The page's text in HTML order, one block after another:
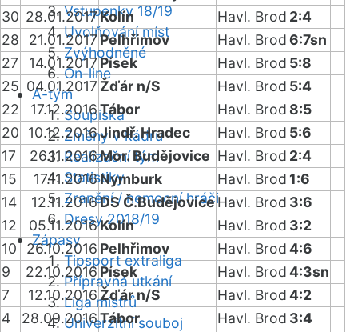
Vstupenky 18/19
Uvolňování míst
Zvýhodněné
On-line
A-tým
Soupiska
Změny v kádru
Realizační tým
Statistiky
Zranění / nemocní hráči
Dresy 2018/19
Zápasy
Tipsport extraliga
Přípravná utkání
Liga mistrů
Univerzitní souboj
30 28.01.2017Kolín Havl. Brod 2:4
28
21.01.2017Pelhřimov Havl. Brod6:7sn
27
14.01.2017Písek Havl. Brod 5:8
25 04.01.2017 Žďár n/S Havl. Brod 5:4
22
17.12.2016Tábor Havl. Brod 8:5
20
10.12.2016Jindř. Hradec Havl. Brod 5:6
17
26.11.2016Mor. Budějovice Havl. Brod 2:4
15
17.11.2016Nymburk Havl. Brod 1:6
14
12.11.2016DS Č.BudějoviceHavl. Brod 3:6
12
05.11.2016Kolín Havl. Brod 3:2
10
26.10.2016 Pelhřimov Havl. Brod4:6
9
22.10.2016 Písek Havl. Brod4:3sn
7
12.10.2016 Žďár n/S Havl. Brod4:2
4
28.09.2016Tábor Havl. Brod 3:4